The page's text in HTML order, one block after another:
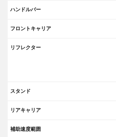
ハンドルバー
フロントキャリア
リフレクター
スタンド
リアキャリア
補助速度範囲